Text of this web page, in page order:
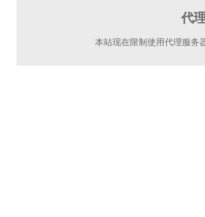
代
本站现在限制使用代理服务